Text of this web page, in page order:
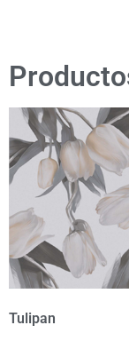
Tulipan